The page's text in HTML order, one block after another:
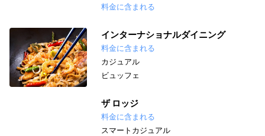
料金に含まれる
インターナショナルダイニング
料金に含まれる
カジュアル
ビュッフェ
ザ ロッジ
料金に含まれる
スマートカジュアル